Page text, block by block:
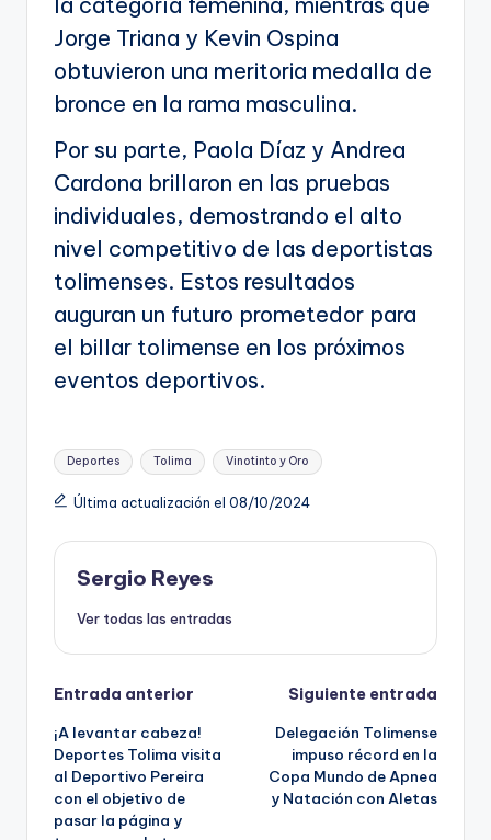
Jorge Triana y Kevin Ospina
obtuvieron una meritoria medalla de
bronce en la rama masculina.
Por su parte, Paola Díaz y Andrea
Cardona brillaron en las pruebas
individuales, demostrando el alto
nivel competitivo de las deportistas
tolimenses. Estos resultados
auguran un futuro prometedor para
el billar tolimense en los próximos
eventos deportivos.
Etiquetas:
Deportes Tolima Vinotinto y Oro
Última actualización el 08/10/2024
Sergio Reyes
Ver todas las entradas
Navegación
de
entradas
Entrada anterior
¡A levantar cabeza!
Deportes Tolima visita
al Deportivo Pereira
con el objetivo de
pasar la página y
Siguiente entrada
Delegación Tolimense
impuso récord en la
Copa Mundo de Apnea
y Natación con Aletas